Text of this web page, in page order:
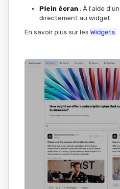
Plein écran : À l'aide
directement au widget
En savoir plus sur les Widgets.